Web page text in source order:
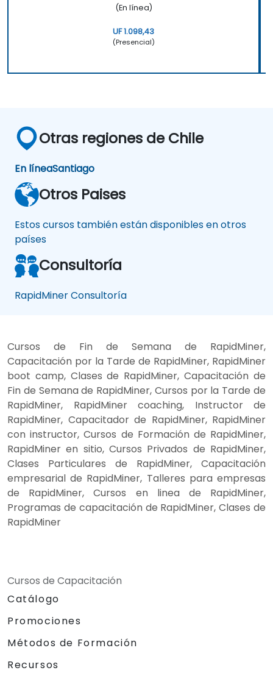
(En línea)
UF 1.098,43
(Presencial)
Otras regiones de Chile
En líneaSantiago
Otros Paises
Estos cursos también están disponibles en otros
países
Consultoría
RapidMiner Consultoría
Cursos de Fin de Semana de RapidMiner,
Capacitación por la Tarde de RapidMiner, RapidMiner
boot camp, Clases de RapidMiner, Capacitación de
Fin de Semana de RapidMiner, Cursos por la Tarde de
RapidMiner, RapidMiner coaching, Instructor de
RapidMiner, Capacitador de RapidMiner, RapidMiner
con instructor, Cursos de Formación de RapidMiner,
RapidMiner en sitio, Cursos Privados de RapidMiner,
Clases Particulares de RapidMiner, Capacitación
empresarial de RapidMiner, Talleres para empresas
de RapidMiner, Cursos en linea de RapidMiner,
Programas de capacitación de RapidMiner, Clases de
RapidMiner
Cursos de Capacitación
Catálogo
Promociones
Métodos de Formación
Recursos